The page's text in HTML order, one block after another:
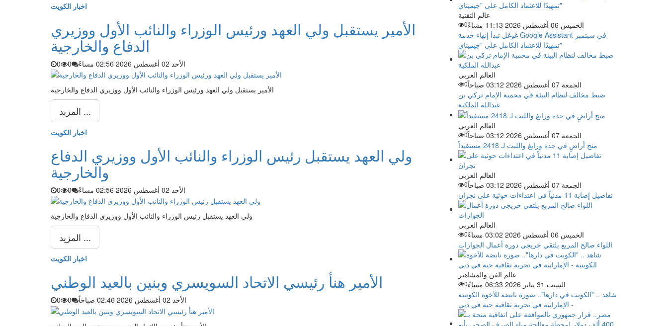
اخبار الكويت
الأمير يستقبل ولي العهد ورئيس الوزراء والنائب الأول ووزيري
الدفاع والخارجية
الأحد 02 أغسطس 2026 02:56 مساءً 0
0
الأمير يستقبل ولي العهد ورئيس الوزراء والنائب الأول ووزيري الدفاع والخارجية
المزيد ...
اخبار الكويت
ولي العهد يستقبل رئيس الوزراء والنائب الأول ووزيري الدفاع
والخارجية
الأحد 02 أغسطس 2026 02:56 مساءً 0
0
ولي العهد يستقبل رئيس الوزراء والنائب الأول ووزيري الدفاع والخارجية
المزيد ...
اخبار الكويت
الأمير هنأ رئيسي الاتحاد السويسري وبنين بالعيد الوطني
الأحد 02 أغسطس 2026 02:46 صباحاً 0
0
عالم التقنية
الخميس 06 أغسطس 2026 11:13 مساءً
0
غوغل تبدأ إنهاء خدمة Google Assistant في سبتمبر
تمهيدًا للاعتماد الكامل على "جيميناي"
العالم العربي
الجمعة 07 أغسطس 2026 03:12 صباحاً
0
ضبط مخالف لنظام البيئة في محمية الإمام تركي بن
عبدالله الملكية
العالم العربي
الجمعة 07 أغسطس 2026 03:12 صباحاً
0
منح أراضٍ في جدة ورابغ والليث لـ 2418 مستفيداً
العالم العربي
الجمعة 07 أغسطس 2026 03:12 صباحاً
0
تفاصيل إصابة 11 مدنياً في اعتداءات حوثية على نجران
العالم العربي
الخميس 06 أغسطس 2026 03:02 مساءً
0
اللواء صالح المربع يلتقي خريجي دورة أعمال الجوازات
عالم الفن والمشاهير
السبت 31 يناير 2026 06:33 مساءً
0
شاهد .. "الكويت في دارها".. صورة نابضة للأخوة الكويتية
- الإماراتية في تجربة ثقافية حية في دبي